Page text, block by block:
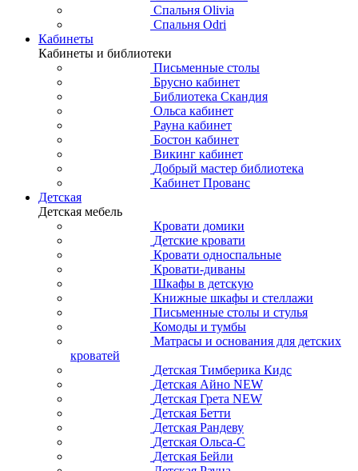
Спальня Olivia
Спальня Odri
Кабинеты
Кабинеты и библиотеки
Письменные столы
Брусно кабинет
Библиотека Скандия
Ольса кабинет
Рауна кабинет
Бостон кабинет
Викинг кабинет
Добрый мастер библиотека
Кабинет Прованс
Детская
Детская мебель
Кровати домики
Детские кровати
Кровати односпальные
Кровати-диваны
Шкафы в детскую
Книжные шкафы и стеллажи
Письменные столы и стулья
Комоды и тумбы
Матрасы и основания для детских
кроватей
Детская Тимберика Кидс
Детская Айно NEW
Детская Грета NEW
Детская Бетти
Детская Рандеву
Детская Ольса-С
Детская Бейли